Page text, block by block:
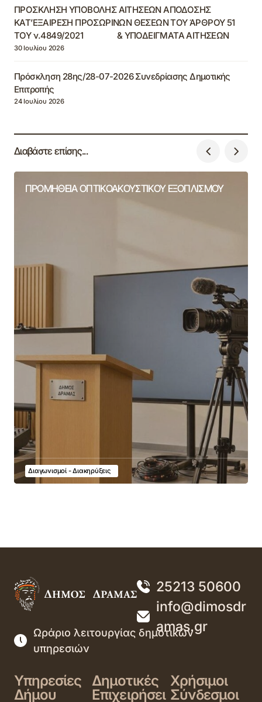
ΠΡΟΣΚΛΗΣΗ ΥΠΟΒΟΛΗΣ ΑΙΤΗΣΕΩΝ ΑΠΟΔΟΣΗΣ
ΚΑΤ’ΕΞΑΙΡΕΣΗ ΠΡΟΣΩΡΙΝΩΝ ΘΕΣΕΩΝ ΤΟΥ ΆΡΘΡΟΥ 51
ΤΟΥ ν.4849/2021 & ΥΠΟΔΕΙΓΜΑΤΑ ΑΙΤΗΣΕΩΝ
30 Ιουλίου 2026
Πρόσκληση 28ης/28-07-2026 Συνεδρίασης Δημοτικής
Επιτροπής
24 Ιουλίου 2026
Διαβάστε επίσης...
ΠΡΟΜΗΘΕΙΑ ΟΠΤΙΚΟΑΚΟΥΣΤΙΚΟΥ ΕΞΟΠΛΙΣΜΟΥ
Διαγωνισμοί - Διακηρύξεις
25213 50600
info@dimosdr
amas.gr
Ωράριο λειτουργίας δημοτικών
υπηρεσιών
Υπηρεσίες
Δήμου
Δημοτικές
Επιχειρήσει
Χρήσιμοι
Σύνδεσμοι